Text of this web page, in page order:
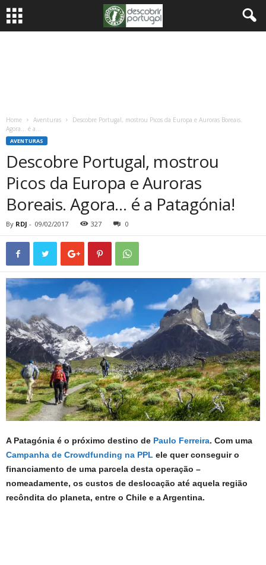
Home Aventuras
Descobre Portugal, mostrou Picos da Europa e Auroras Boreais.
Agora… é a...
AVENTURAS
Descobre Portugal, mostrou
Picos da Europa e Auroras
Boreais. Agora… é a Patagónia!
By RDJ - 09/02/2017 327 0
A Patagónia é o próximo destino de Paulo Ferreira. Com uma
Campanha de Crowdfunding na PPL ele quer conseguir o
financiamento de uma parcela desta operação –
nomeadamente, os custos de deslocação até aquela região
recôndita do planeta, entre o Chile e a Argentina.